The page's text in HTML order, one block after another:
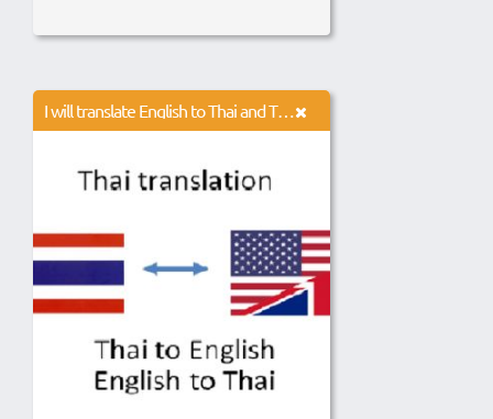
I will translate English to Thai and Thai to English